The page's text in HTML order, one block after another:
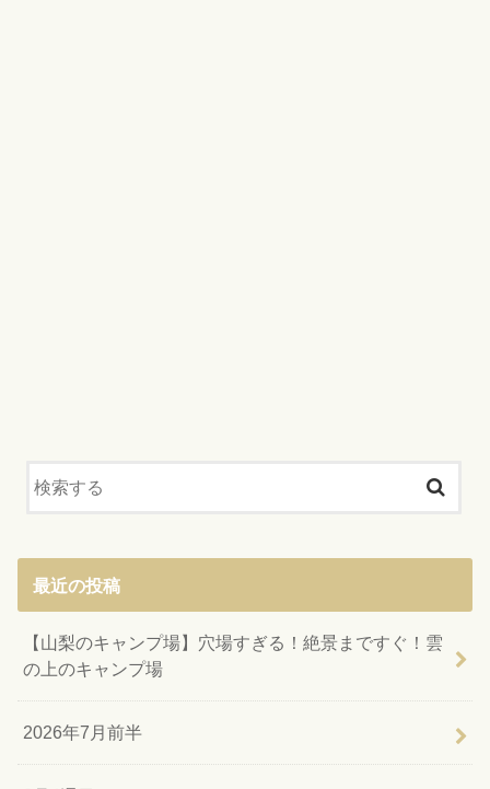
最近の投稿
【山梨のキャンプ場】穴場すぎる！絶景まですぐ！雲
の上のキャンプ場
2026年7月前半